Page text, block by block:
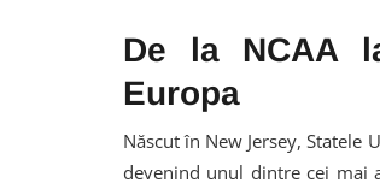
De la NCAA
Europa
Născut în New Jersey,
devenind unul dintre cei mai